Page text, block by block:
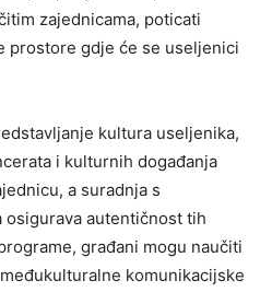
zajednicama, poticati
prostore gdje će se useljenici
kultura useljenika,
i kulturnih događanja
a suradnja s
autentičnost tih
građani mogu naučiti
komunikacijske